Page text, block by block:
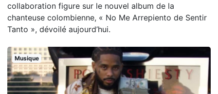
collaboration figure sur le nouvel album de la
chanteuse colombienne, « No Me Arrepiento de Sentir
Tanto », dévoilé aujourd’hui.
Musique